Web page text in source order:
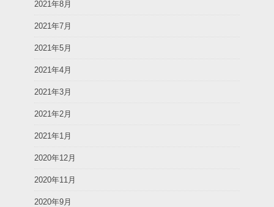
2021年8月
2021年7月
2021年5月
2021年4月
2021年3月
2021年2月
2021年1月
2020年12月
2020年11月
2020年9月